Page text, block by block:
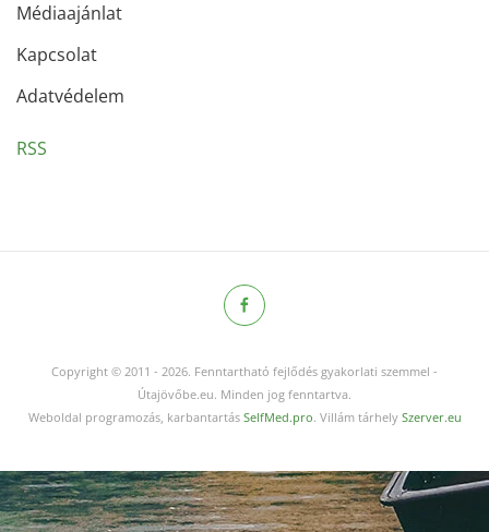
Médiaajánlat
Kapcsolat
Adatvédelem
RSS
Copyright © 2011 - 2026. Fenntartható fejlődés gyakorlati szemmel -
Útajövőbe.eu. Minden jog fenntartva.
Weboldal programozás, karbantartás SelfMed.pro. Villám tárhely Szerver.eu